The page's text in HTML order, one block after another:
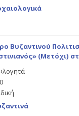
Βυζαντινού
(Μετόχι)